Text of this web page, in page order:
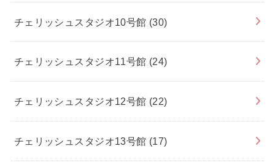
チェリッシュスタジオ10号館 (30)
チェリッシュスタジオ11号館 (24)
チェリッシュスタジオ12号館 (22)
チェリッシュスタジオ13号館 (17)